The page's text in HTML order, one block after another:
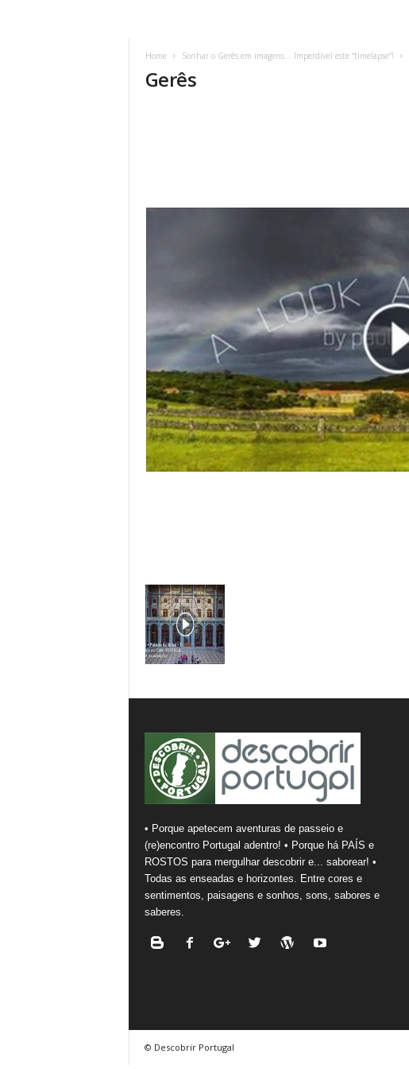
Home Sonhar o Gerês em imagens… Imperdível este “timelapse”!
Gerês
• Porque apetecem aventuras de passeio e
(re)encontro Portugal adentro! • Porque há PAÍS e
ROSTOS para mergulhar descobrir e... saborear! •
Todas as enseadas e horizontes. Entre cores e
sentimentos, paisagens e sonhos, sons, sabores e
saberes.
© Descobrir Portugal